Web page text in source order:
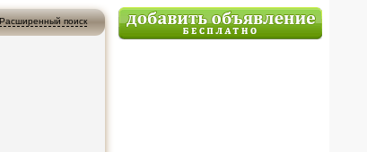
Расширенный поиск